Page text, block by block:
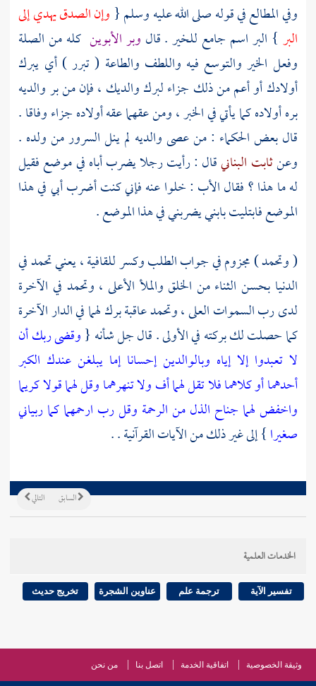
وفي المطالع في قوله صلى الله عليه وسلم { وإن الصدق يهدي إلى
البر } البر اسم جامع للخير . قال وبر الأبوين كله من الصلة
وفعل الخير والتوسع فيه واللطف والطاعة ( تبرر ) أي يبرك
أولادك أو أعم من ذلك جزاء لبرك والديك ، فإن من بر والديه
بره أولاده كما يأتي في الخبر ، ومن عقهما عقه أولاده جزاء وفاقا .
قال بعض الحكماء : من عصى والديه لم ينل السرور من ولده .
وعنثابت البنانيقال : رأيت رجلا يضرب أباه في موضع فقيل
له ما هذا ؟ فقال الأب : خلوا عنه فإني كنت أضرب أبي في هذا
الموضع فابتليت بابني يضربني في هذا الموضع .
( وتحمد ) مجزوم في جواب الطلب وكسر للقافية ، يعني تحمد في
الدنيا بحسن الثناء من الخلق والملأ الأعلى ، وتحمد في الآخرة
لدى رب السموات العلى ، وتحمد عاقبة برك لهما في الدار الآخرة
كما حصلت لك بركته في الأولى . قال جل شأنه {وقضى ربك أن
لا تعبدوا إلا إياه وبالوالدين إحسانا إما يبلغن عندك الكبر
أحدهما أو كلاهما فلا تقل لهما أف ولا تنهرهما وقل لهما قولا كريما
واخفض لهما جناح الذل من الرحمة وقل رب ارحمهما كما ربياني
صغيرا} إلى غير ذلك من الآيات القرآنية . .
التالي السابق
الخدمات العلمية
تفسير الآية ترجمة علم عناوين الشجرة تخريج حديث
وثيقة الخصوصية اتفاقية الخدمة اتصل بنا من نحن